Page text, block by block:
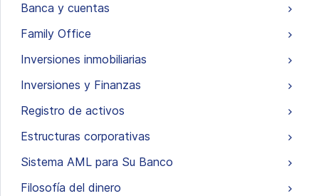
Banca y cuentas
Family Office
Inversiones inmobiliarias
Inversiones y Finanzas
Registro de activos
Estructuras corporativas
Sistema AML para Su Banco
Filosofía del dinero